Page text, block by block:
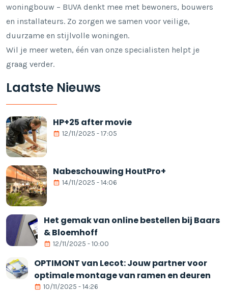
woningbouw – BUVA denkt mee met bewoners, bouwers
en installateurs. Zo zorgen we samen voor veilige,
duurzame en stijlvolle woningen.
Wil je meer weten, één van onze specialisten helpt je
graag verder.
Laatste Nieuws
HP+25 after movie
12/11/2025 - 17:05
Nabeschouwing HoutPro+
14/11/2025 - 14:06
Het gemak van online bestellen bij Baars
& Bloemhoff
12/11/2025 - 10:00
OPTIMONT van Lecot: Jouw partner voor
optimale montage van ramen en deuren
10/11/2025 - 14:26